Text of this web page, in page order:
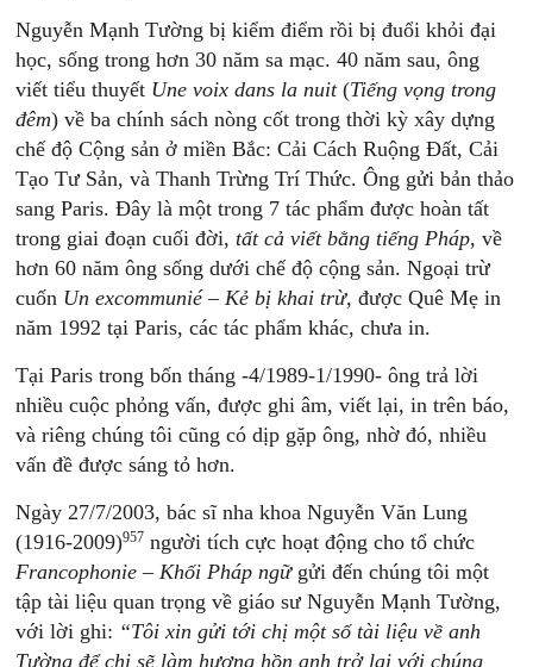
Nguyễn Mạnh Tường bị kiểm điểm rồi bị đuổi khỏi đại
học, sống trong hơn 30 năm sa mạc. 40 năm sau, ông
viết tiểu thuyết Une voix dans la nuit(Tiếng vọng trong
đêm) về ba chính sách nòng cốt trong thời kỳ xây dựng
chế độ Cộng sản ở miền Bắc: Cải Cách Ruộng Đất, Cải
Tạo Tư Sản, và Thanh Trừng Trí Thức. Ông gửi bản thảo
sang Paris. Đây là một trong 7 tác phẩm được hoàn tất
trong giai đoạn cuối đời,tất cả viết bằng tiếng Pháp, về
hơn 60 năm ông sống dưới chế độ cộng sản. Ngoại trừ
cuốn Un excommunié– Kẻ bị khai trừ, được Quê Mẹ in
năm 1992 tại Paris, các tác phẩm khác, chưa in.
Tại Paris trong bốn tháng -4/1989-1/1990- ông trả lời
nhiều cuộc phỏng vấn, được ghi âm, viết lại, in trên báo,
và riêng chúng tôi cũng có dịp gặp ông, nhờ đó, nhiều
vấn đề được sáng tỏ hơn.
Ngày 27/7/2003, bác sĩ nha khoa Nguyễn Văn Lung
(1916-2009)957 người tích cực hoạt động cho tổ chức
Francophonie – Khối Pháp ngữgửi đến chúng tôi một
tập tài liệu quan trọng về giáo sư Nguyễn Mạnh Tường,
với lời ghi: “Tôi xin gửi tới chị một số tài liệu về anh
Tường để chị sẽ làm hương hồn anh trở lại với chúng